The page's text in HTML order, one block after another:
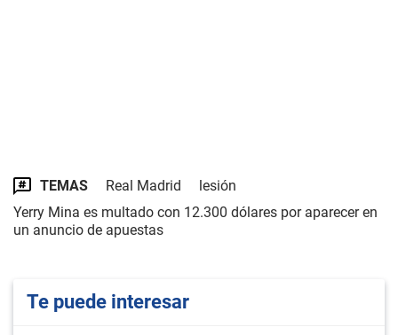
TEMAS Real Madrid
lesión
Yerry Mina es multado con 12.300 dólares por aparecer en
un anuncio de apuestas
Te puede interesar